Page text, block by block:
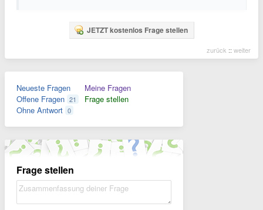
JETZT kostenlos Frage stellen
zurück :: weiter
Neueste Fragen
Offene Fragen 21
Ohne Antwort 0
Meine Fragen
Frage stellen
Frage stellen